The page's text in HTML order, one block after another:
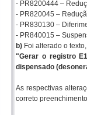
- PR8200444 –
- PR820045 –
- PR830130 –
- PR840015 –
b) Foi alterado o
"Gerar o registro
dispensado
As respectivas
correto